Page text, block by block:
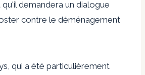
demandera un dialogue
contre le déménagement
qui a été particulièrement